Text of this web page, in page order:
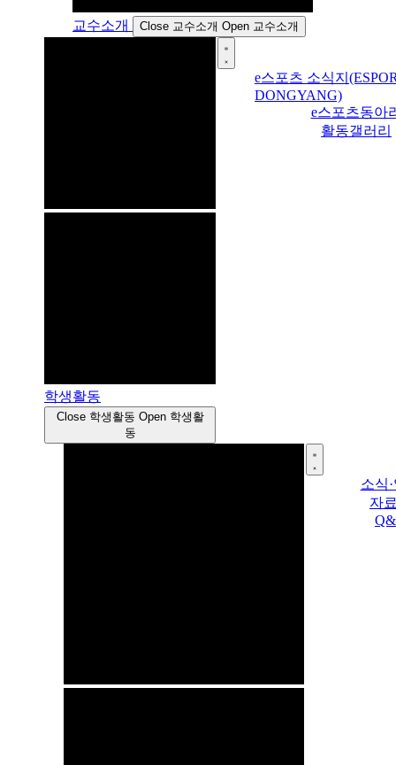
교수소개 Close 교수소개 Open 교수소개
학생활동
Close 학생활동 Open 학생활
동
e스포츠 소식지
DONGYANG)
e스포츠동아
활동갤러리
소식
자